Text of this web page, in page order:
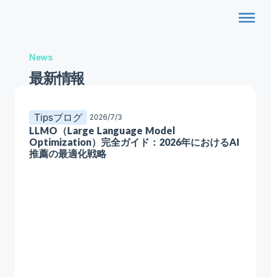
dehaze
News
最新情報
Tipsブログ 2026/7/3
LLMO（Large Language Model
Optimization）完全ガイド：2026年におけるAI
推薦の最適化戦略